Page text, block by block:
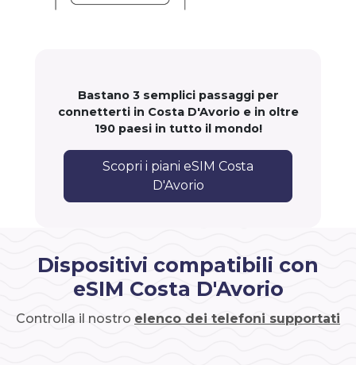
Bastano 3 semplici passaggi per
connetterti in Costa D'Avorio e in oltre
190 paesi in tutto il mondo!
Scopri i piani eSIM Costa
D'Avorio
Dispositivi compatibili con
eSIM Costa D'Avorio
Controlla il nostro elenco dei telefoni supportati